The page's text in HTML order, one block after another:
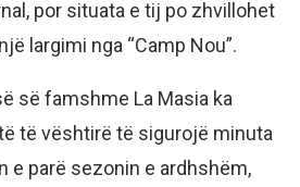
por situata e tij po zhvillohet
largimi nga “Camp Nou”.
së famshme La Masia ka
të vështirë të sigurojë minuta
e parë sezonin e ardhshëm,